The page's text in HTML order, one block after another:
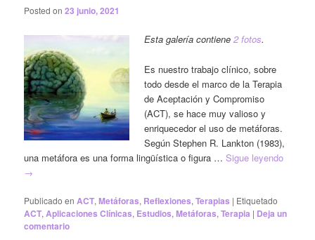
Posted on23 junio, 2021
Esta galería contiene2 fotos.
Es nuestro trabajo clínico, sobre
todo desde el marco de la Terapia
de Aceptación y Compromiso
(ACT), se hace muy valioso y
enriquecedor el uso de metáforas.
Según Stephen R. Lankton (1983),
una metáfora es una forma lingüística o figura …Sigue leyendo
→
Publicado en ACT,Metáforas, Reflexiones,Terapias | Etiquetado
ACT, Aplicaciones Clínicas, Estudios,Metáforas,Terapia | Deja un
comentario